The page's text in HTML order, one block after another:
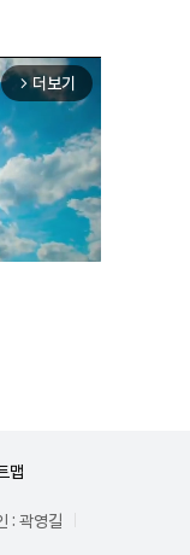
arrow_forward_ios 더보기
맵
: 곽영길